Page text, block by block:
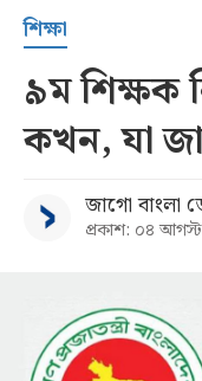
শিক্ষা
৯ম শিক্ষক
কখন, যা
জাগো বাংলা
প্রকাশ: ০৪